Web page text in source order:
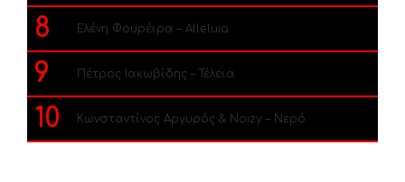
8 Ελένη Φουρέιρα – Alleluia
9 Πέτρος Ιακωβίδης – Τέλεια
10 Κωνσταντίνος Αργυρός & Noizy – Νερό